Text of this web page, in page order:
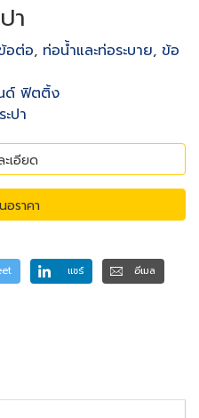
า
อต่อ, ท่อน้ำและท่อระบาย, ข้อ
ด์ ฟิตติ้ง
ปา
เอียด
อราคา
แชร์
อีเมล